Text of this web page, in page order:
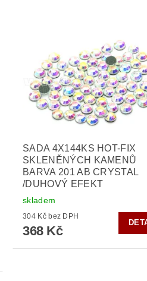
SADA 4X144KS HOT-FIX
SKLENĚNÝCH KAMENŮ
BARVA 201 AB CRYSTAL
/DUHOVÝ EFEKT
skladem
304 Kč bez DPH
368 Kč